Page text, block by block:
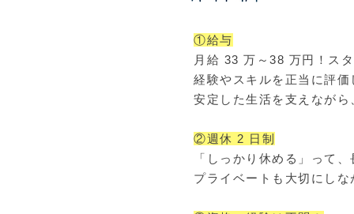
①給与
月給 33 万～38 万円！ス
経験やスキルを正当に評
安定した生活を支えなが
②週休 2 日制
「しっかり休める」って
プライベートも大切にし